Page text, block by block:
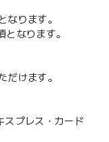
なります。
となります。
だけます。
プレス・カード